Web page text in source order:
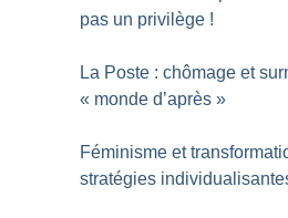
pas un privilège !
La Poste : chômage et
« monde d’après »
Féminisme et
stratégies